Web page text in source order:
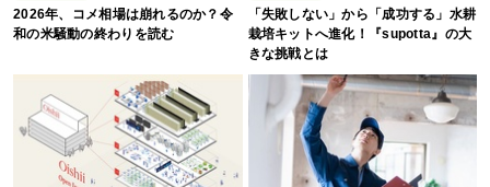
2026年、コメ相場は崩れるのか？令
和の米騒動の終わりを読む
「失敗しない」から「成功する」水耕
栽培キットへ進化！『supotta』の大
きな挑戦とは